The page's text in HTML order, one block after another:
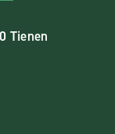
Tienen